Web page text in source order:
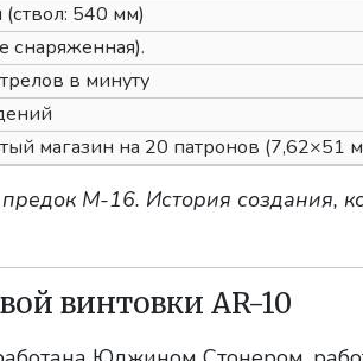
540 мм)
снаряженная).
в минуту
магазин на 20 патронов (7,62×51
M-16. История создания,
винтовки AR-10